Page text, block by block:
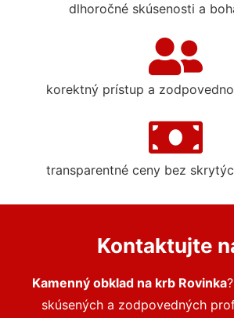
dlhoročné skúsenosti a
korektný prístup a
transparentné ceny bez
Kontaktujte
Kamenný obklad na krb Rovinka
skúsených a zodpovedných